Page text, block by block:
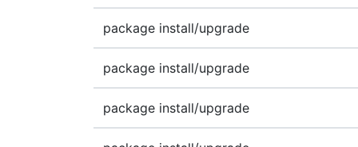
package install/upgrade
package install/upgrade
package install/upgrade